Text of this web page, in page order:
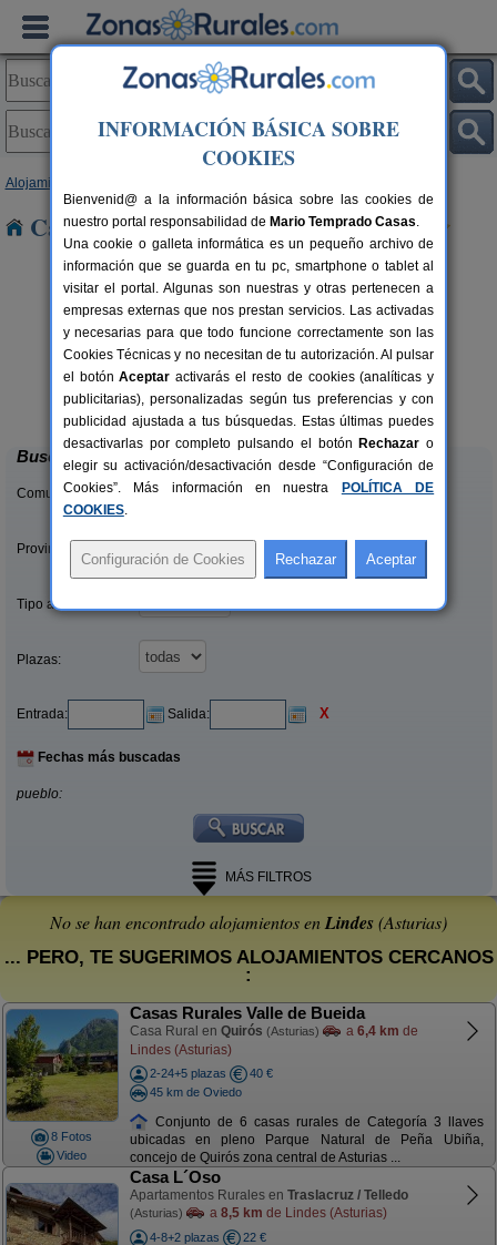
Alojamientos
Casas Rurales cerca de Lindes
4+1 pers.
desde26 €
El Acebo
Beloncio (Asturias)
Buscar
Comunidades:
Provincias/Islas:
Tipo alquiler:
Plazas:
Entrada: Salida: X
Fechas más buscadas
pueblo:
MÁS FILTROS
No se han encontrado alojamientos enLindes(Asturias)
... PERO, TE SUGERIMOS ALOJAMIENTOS CERCANOS
:
8 Fotos
Video
Casas Rurales Valle de Bueida
Casa Rural en Quirós (Asturias) a 6,4 km de
Lindes (Asturias)
2-24+5 plazas
40 €
45 km de Oviedo
Conjunto de 6 casas rurales de Categoría 3 llaves
ubicadas en pleno Parque Natural de Peña Ubiña,
concejo de Quirós zona central de Asturias ...
Casa L´Oso
Apartamentos Rurales en Traslacruz / Telledo
(Asturias) a 8,5 km de Lindes (Asturias)
4-8+2 plazas
22 €
INFORMACIÓN BÁSICA SOBRE
COOKIES
Bienvenid@ a la información básica sobre las cookies de
nuestro portal responsabilidad de Mario Temprado Casas.
Una cookie o galleta informática es un pequeño archivo de
información que se guarda en tu pc, smartphone o tablet al
visitar el portal. Algunas son nuestras y otras pertenecen a
empresas externas que nos prestan servicios. Las activadas
y necesarias para que todo funcione correctamente son las
Cookies Técnicas y no necesitan de tu autorización. Al pulsar
el botónAceptar activarás el resto de cookies (analíticas y
publicitarias), personalizadas según tus preferencias y con
publicidad ajustada a tus búsquedas. Estas últimas puedes
desactivarlas por completo pulsando el botón Rechazar o
elegir su activación/desactivación desde “Configuración de
Cookies”. Más información en nuestra
POLÍTICA DE
COOKIES.